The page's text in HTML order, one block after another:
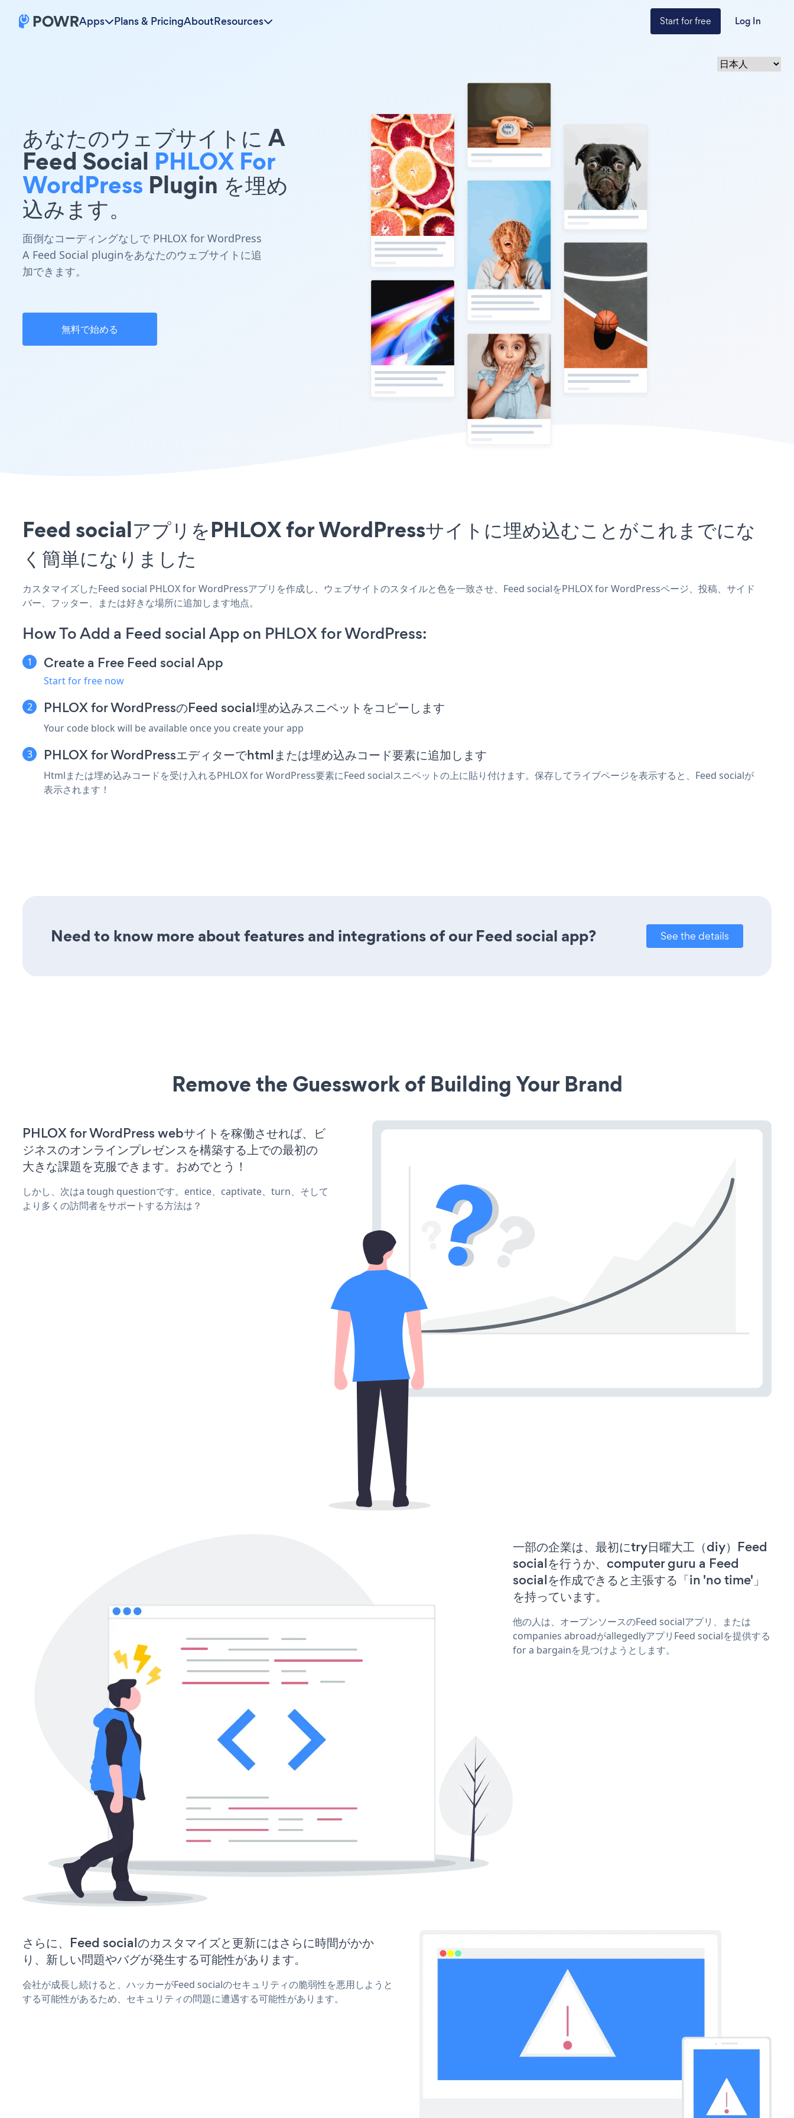
Apps Plans & PricingAboutResources Start for free Log In
あなたのウェブサイトに A
Feed Social PHLOX For
WordPress Plugin を埋め
込みます。
面倒なコーディングなしで PHLOX for WordPress
A Feed Social pluginをあなたのウェブサイトに追
加できます。
無料で始める
Feed socialアプリをPHLOX for WordPressサイトに埋め込むことがこれまでにな
く簡単になりました
カスタマイズしたFeed social PHLOX for WordPressアプリを作成し、ウェブサイトのスタイルと色を一致させ、Feed socialをPHLOX for WordPressページ、投稿、サイド
バー、フッター、または好きな場所に追加します地点。
How To Add a Feed social App on PHLOX for WordPress:
Create a Free Feed social App
Start for free now
PHLOX for WordPressのFeed social埋め込みスニペットをコピーします
Your code block will be available once you create your app
PHLOX for WordPressエディターでhtmlまたは埋め込みコード要素に追加します
Htmlまたは埋め込みコードを受け入れるPHLOX for WordPress要素にFeed socialスニペットの上に貼り付けます。保存してライブページを表示すると、Feed socialが
表示されます！
Need to know more about features and integrations of our Feed social app? See the details
Remove the Guesswork of Building Your Brand
PHLOX for WordPress webサイトを稼働させれば、ビ
ジネスのオンラインプレゼンスを構築する上での最初の
大きな課題を克服できます。おめでとう！
しかし、次はa tough questionです。entice、captivate、turn、そして
より多くの訪問者をサポートする方法は？
一部の企業は、最初にtry日曜大工（diy）Feed
socialを行うか、computer guru a Feed
socialを作成できると主張する「in 'no time'」
を持っています。
他の人は、オープンソースのFeed socialアプリ、または
companies abroadがallegedlyアプリFeed socialを提供する
for a bargainを見つけようとします。
さらに、Feed socialのカスタマイズと更新にはさらに時間がかか
り、新しい問題やバグが発生する可能性があります。
会社が成長し続けると、ハッカーがFeed socialのセキュリティの脆弱性を悪用しようと
する可能性があるため、セキュリティの問題に遭遇する可能性があります。